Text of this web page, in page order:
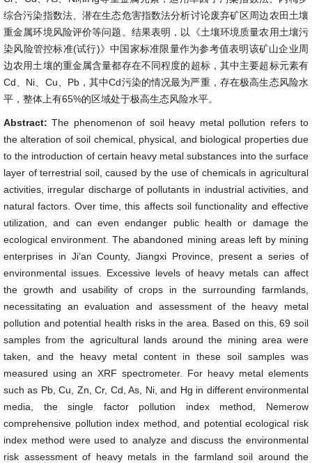
综合污染指数法、潜在生态危害指数法分析讨论废弃矿区周边农田土壤
重金属环境风险评价等问题。结果表明，以《土壤环境质量农用土壤污
染风险管控标准(试行)》中国家标准限量作为参考值表明该矿山企业周
边农用土壤的重金属含量都存在不同程度的超标，其中主要超标元素有
Cd、Ni、Cu、Pb，其中Cd污染的情况最为严重，存在极高生态风险水
平，整体上有65%的区域处于极高生态风险水平。
Abstract:The phenomenon of soil heavy metal pollution refers to
the alteration of soil chemical, physical, and biological properties due
to the introduction of certain heavy metal substances into the surface
layer of terrestrial soil, caused by the use of chemicals in agricultural
activities, irregular discharge of pollutants in industrial activities, and
natural factors. Over time, this affects soil functionality and effective
utilization, and can even endanger public health or damage the
ecological environment. The abandoned mining areas left by mining
enterprises in Ji’an County, Jiangxi Province, present a series of
environmental issues. Excessive levels of heavy metals can affect
the growth and usability of crops in the surrounding farmlands,
necessitating an evaluation and assessment of the heavy metal
pollution and potential health risks in the area. Based on this, 69 soil
samples from the agricultural lands around the mining area were
taken, and the heavy metal content in these soil samples was
measured using an XRF spectrometer. For heavy metal elements
such as Pb, Cu, Zn, Cr, Cd, As, Ni, and Hg in different environmental
media, the single factor pollution index method, Nemerow
comprehensive pollution index method, and potential ecological risk
index method were used to analyze and discuss the environmental
risk assessment of heavy metals in the farmland soil around the